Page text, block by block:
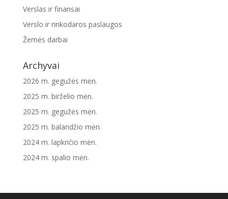
Verslas ir finansai
Verslo ir rinkodaros paslaugos
Žemės darbai
Archyvai
2026 m. gegužės mėn.
2025 m. birželio mėn.
2025 m. gegužės mėn.
2025 m. balandžio mėn.
2024 m. lapkričio mėn.
2024 m. spalio mėn.